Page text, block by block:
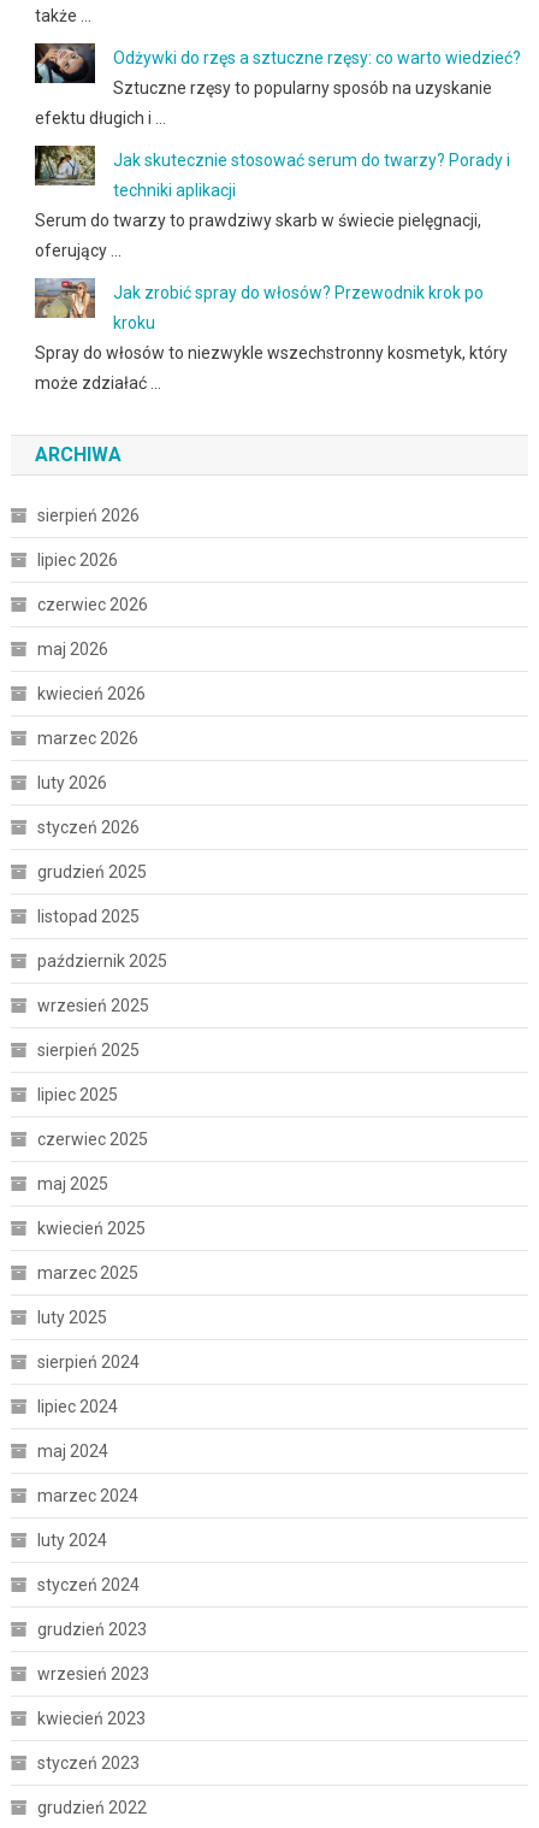
także …
Odżywki do rzęs a sztuczne rzęsy: co warto wiedzieć?
Sztuczne rzęsy to popularny sposób na uzyskanie
efektu długich i …
Jak skutecznie stosować serum do twarzy? Porady i
techniki aplikacji
Serum do twarzy to prawdziwy skarb w świecie pielęgnacji,
oferujący …
Jak zrobić spray do włosów? Przewodnik krok po
kroku
Spray do włosów to niezwykle wszechstronny kosmetyk, który
może zdziałać …
ARCHIWA
sierpień 2026
lipiec 2026
czerwiec 2026
maj 2026
kwiecień 2026
marzec 2026
luty 2026
styczeń 2026
grudzień 2025
listopad 2025
październik 2025
wrzesień 2025
sierpień 2025
lipiec 2025
czerwiec 2025
maj 2025
kwiecień 2025
marzec 2025
luty 2025
sierpień 2024
lipiec 2024
maj 2024
marzec 2024
luty 2024
styczeń 2024
grudzień 2023
wrzesień 2023
kwiecień 2023
styczeń 2023
grudzień 2022